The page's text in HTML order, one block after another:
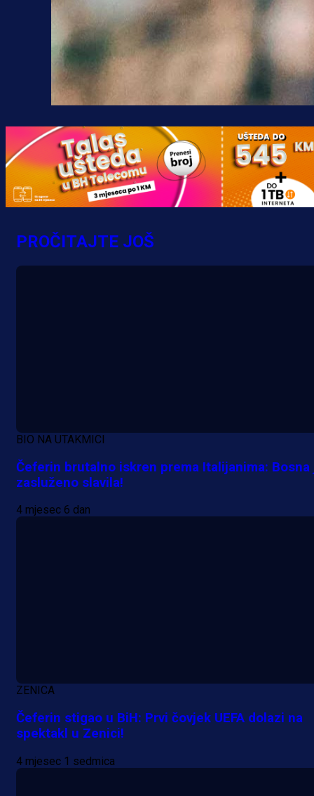
PROČITAJTE JOŠ
BIO NA UTAKMICI
Čeferin brutalno iskren prema Italijanima: Bosna
zasluženo slavila!
4 mjesec 6 dan
ZENICA
Čeferin stigao u BiH: Prvi čovjek UEFA dolazi na
spektakl u Zenici!
4 mjesec 1 sedmica